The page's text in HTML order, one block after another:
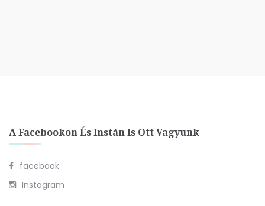
A Facebookon És Instán Is Ott Vagyunk
facebook
Instagram